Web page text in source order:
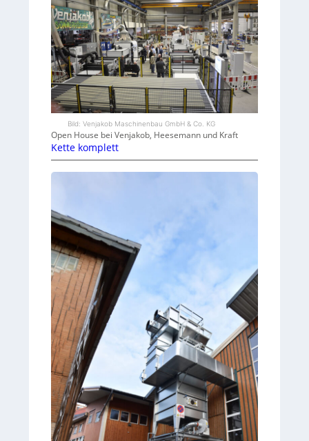
Bild: Venjakob Maschinenbau GmbH & Co. KG
Open House bei Venjakob, Heesemann und Kraft
Kette komplett